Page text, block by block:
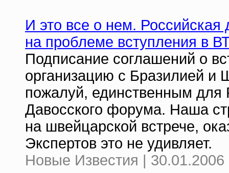
И это все о нем. Российская
на проблеме вступления в
Подписание соглашений о
организацию с Бразилией и
пожалуй, единственным для
Давосского форума. Наша
на швейцарской встрече,
Экспертов это не удивляет.
Новые Известия | 30.01.2006